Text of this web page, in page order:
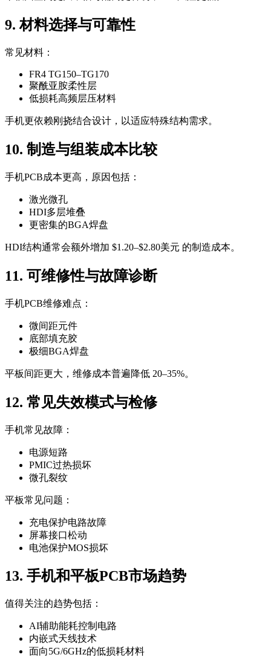
9. 材料选择与可靠性
常见材料：
FR4 TG150–TG170
聚酰亚胺柔性层
低损耗高频层压材料
手机更依赖刚挠结合设计，以适应特殊结构需求。
10. 制造与组装成本比较
手机PCB成本更高，原因包括：
激光微孔
HDI多层堆叠
更密集的BGA焊盘
HDI结构通常会额外增加 $1.20–$2.80美元 的制造成本。
11. 可维修性与故障诊断
手机PCB维修难点：
微间距元件
底部填充胶
极细BGA焊盘
平板间距更大，维修成本普遍降低 20–35%。
12. 常见失效模式与检修
手机常见故障：
电源短路
PMIC过热损坏
微孔裂纹
平板常见问题：
充电保护电路故障
屏幕接口松动
电池保护MOS损坏
13. 手机和平板PCB市场趋势
值得关注的趋势包括：
AI辅助能耗控制电路
内嵌式天线技术
面向5G/6GHz的低损耗材料